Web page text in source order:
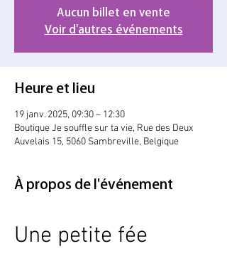
Aucun billet en vente
Voir d'autres événements
Heure et lieu
19 janv. 2025, 09:30 – 12:30
Boutique Je souffle sur ta vie, Rue des Deux
Auvelais 15, 5060 Sambreville, Belgique
À propos de l'événement
Une petite fée